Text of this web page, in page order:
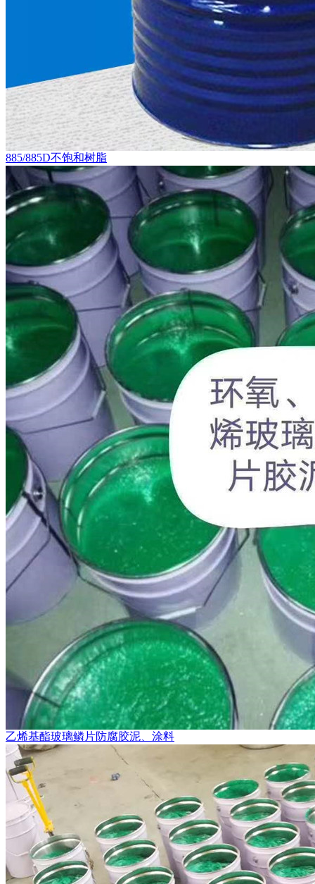
885/885D不饱和树脂
乙烯基酯玻璃鳞片防腐胶泥、涂料